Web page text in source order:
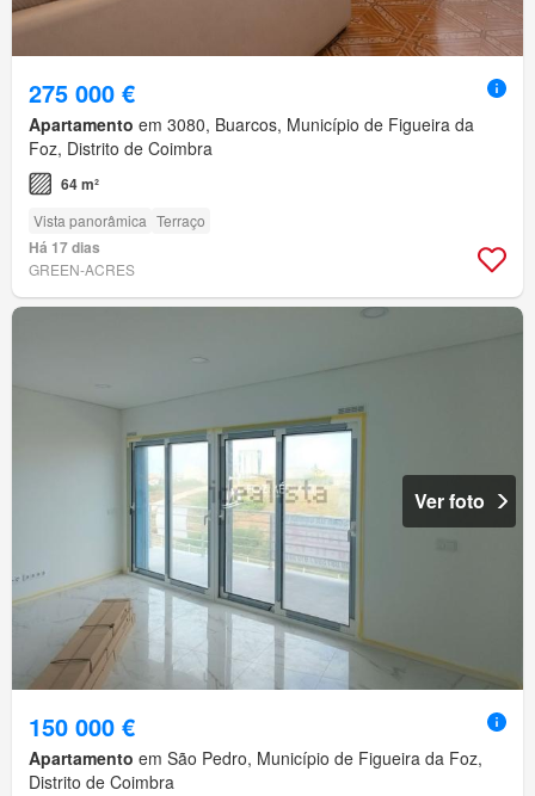
275 000 €
Apartamento em 3080, Buarcos, Município de Figueira da
Foz, Distrito de Coimbra
64 m²
Vista panorâmica Terraço
Há 17 dias
GREEN-ACRES
Ver foto
150 000 €
Apartamento em São Pedro, Município de Figueira da Foz,
Distrito de Coimbra